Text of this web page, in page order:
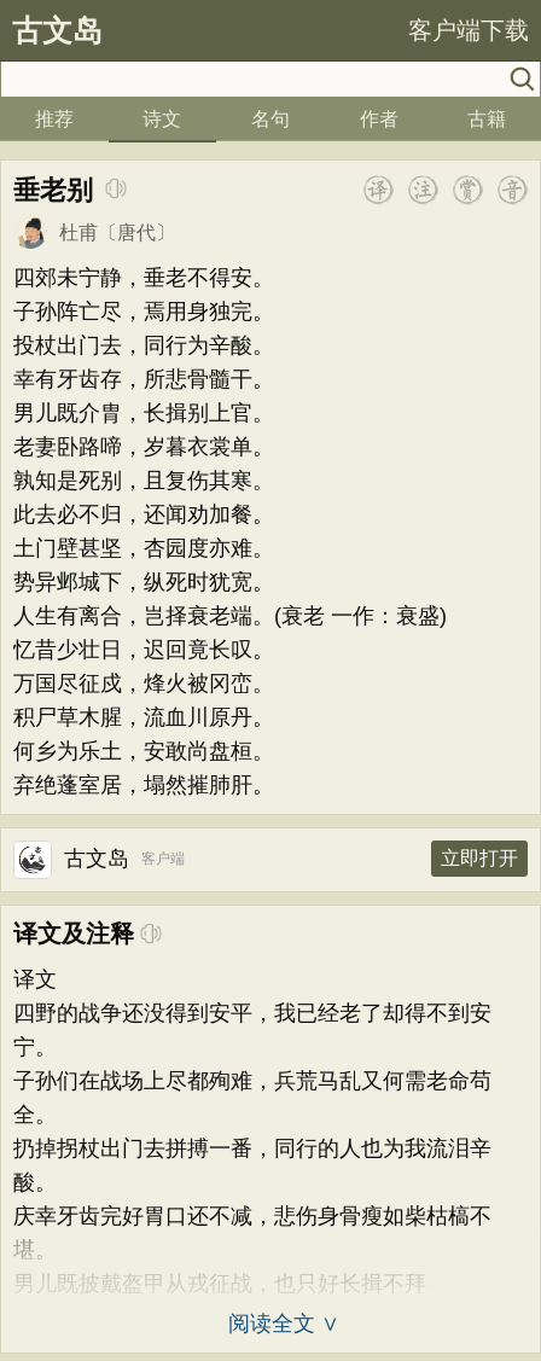
古文岛 客户端下载
推荐 诗文 名句 作者 古籍
垂老别
杜甫 〔唐代〕
四郊未宁静，垂老不得安。
子孙阵亡尽，焉用身独完。
投杖出门去，同行为辛酸。
幸有牙齿存，所悲骨髓干。
男儿既介胄，长揖别上官。
老妻卧路啼，岁暮衣裳单。
孰知是死别，且复伤其寒。
此去必不归，还闻劝加餐。
土门壁甚坚，杏园度亦难。
势异邺城下，纵死时犹宽。
人生有离合，岂择衰老端。(衰老 一作：衰盛)
忆昔少壮日，迟回竟长叹。
万国尽征戍，烽火被冈峦。
积尸草木腥，流血川原丹。
何乡为乐土，安敢尚盘桓。
弃绝蓬室居，塌然摧肺肝。
古文岛 客户端 立即打开
译文及注释
译文
四野的战争还没得到安平，我已经老了却得不到安
宁。
子孙们在战场上尽都殉难，兵荒马乱又何需老命苟
全。
扔掉拐杖出门去拼搏一番，同行的人也为我流泪辛
酸。
庆幸牙齿完好胃口还不减，悲伤身骨瘦如柴枯槁不
堪。
男儿既披戴盔甲从戎征战，也只好长揖不拜
阅读全文 ∨